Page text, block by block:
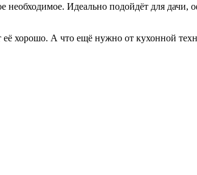
Идеально подойдёт для дачи,
её хорошо. А что ещё нужно от кухонной